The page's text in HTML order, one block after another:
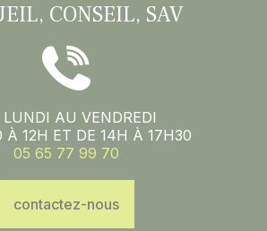
CONSEIL, SAV
LUNDI AU VENDREDI
À 12H ET DE 14H À 17H30
05 65 77 99 70
contactez-nous